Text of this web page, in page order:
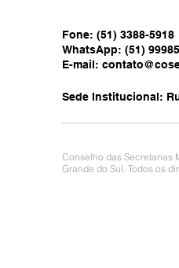
Fone: (51) 3388-5918
WhatsApp: (51)
E-mail:
Sede Institucional:
Conselho das Secretarias
Grande do Sul. Todos os